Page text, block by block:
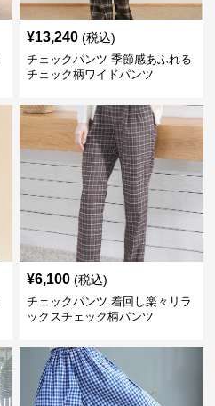
¥13,240 (税込)
チェックパンツ 季節感あふれる
チェック柄ワイドパンツ
¥6,100 (税込)
チェックパンツ 着回し楽々リラ
ックスチェック柄パンツ